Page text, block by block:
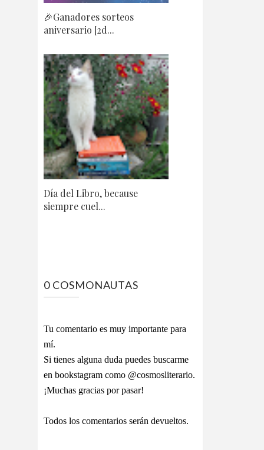
🎉Ganadores sorteos
aniversario [2d...
Día del Libro, because
siempre cuel...
0 COSMONAUTAS
Tu comentario es muy importante para
mí.
Si tienes alguna duda puedes buscarme
en bookstagram como @cosmosliterario.
¡Muchas gracias por pasar!
Todos los comentarios serán devueltos.